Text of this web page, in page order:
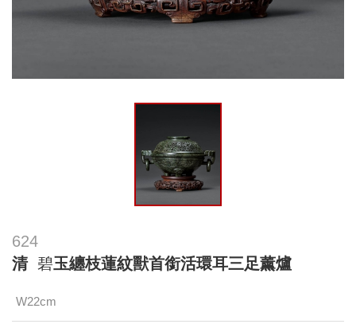
624
清 碧玉纏枝蓮紋獸首銜活環耳三足薰爐
W22cm